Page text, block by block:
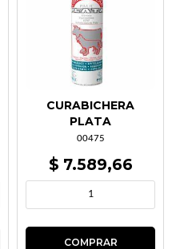
CURABICHERA
PLATA
00475
$ 7.589,66